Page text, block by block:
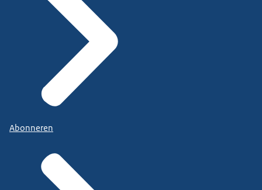
Abonneren